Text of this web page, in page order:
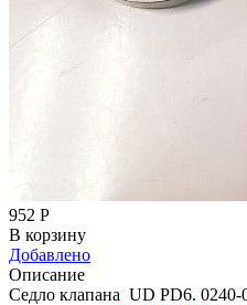
952 Р
В корзину
Добавлено
Описание
Седло клапана UD PD6. 0240-